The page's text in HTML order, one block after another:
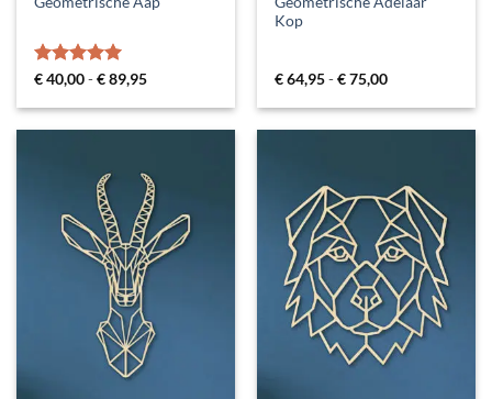
Gewaardeerd
€40,00-€89,95Prijsklasse:
tot
Kop
€64,95-€75,00Prijsklasse:
tot